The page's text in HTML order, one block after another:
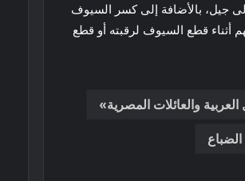
جيل، بالأضافة إلى كسر السيوف
أثناء قطع السيوف لرقبته أو قطع
والعائلات المصرية»